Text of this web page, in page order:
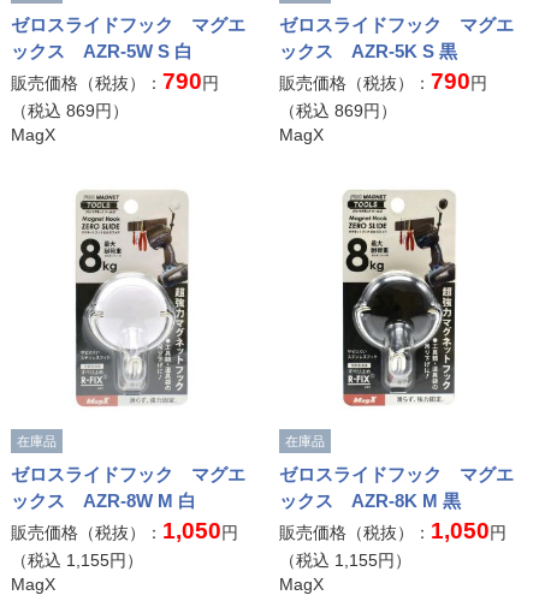
ゼロスライドフック マグエ
ックス AZR-5W S 白
販売価格（税抜）： 790円
（税込 869円）
MagX
ゼロスライドフック マグエ
ックス AZR-5K S 黒
販売価格（税抜）：790円
（税込869円）
MagX
在庫品
ゼロスライドフック マグエ
ックス AZR-8W M 白
販売価格（税抜）： 1,050円
（税込 1,155円）
MagX
在庫品
ゼロスライドフック マグエ
ックス AZR-8K M 黒
販売価格（税抜）： 1,050円
（税込 1,155円）
MagX